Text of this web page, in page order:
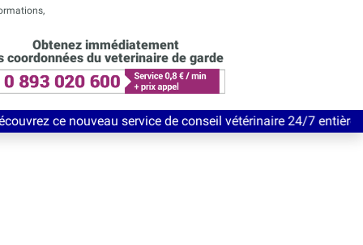
Obtenez immédiatement
coordonnées du veterinaire de garde
service de conseil vétérinaire 24/7 entièrement Gratuit